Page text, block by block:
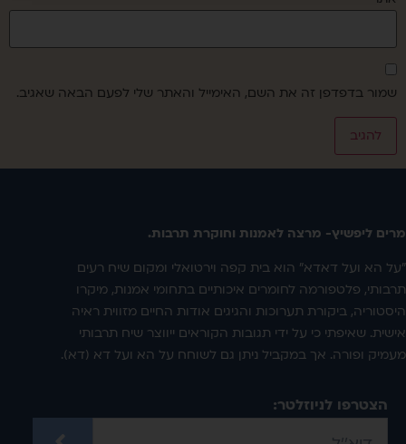
שמור בדפדפן זה את השם, האימייל והאתר שלי לפעם הבאה שאגיב.
מרים ליפשיץ- מרצה לאמנות וחוקרת תרבות.
"על הא ועל דאדא" הוא בית קפה וירטואלי ומקום שיח רעים
תרבותי, פלטפורמה לחומרים איכותיים בתחומי אמנות, מיקרו
היסטוריה, ביקורת תערוכות והגיגים אודות החיים מזווית ראיה
אישית. שאיפתי כי על ידי תגובות הקוראים ייווצר שיח תרבותי
מעמיק ופורה. אך במקביל ניתן גם לשוחח על הא ועל דא (דא).
הצטרפו לניוזלטר: